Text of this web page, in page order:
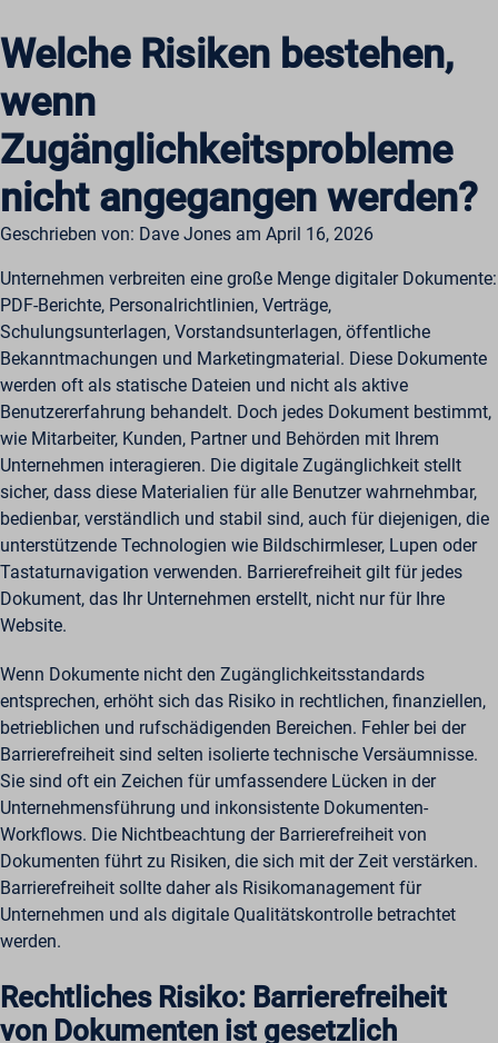
Welche Risiken bestehen,
wenn
Zugänglichkeitsprobleme
nicht angegangen werden?
Geschrieben von: Dave Jones am April 16, 2026
Unternehmen verbreiten eine große Menge digitaler Dokumente:
PDF-Berichte, Personalrichtlinien, Verträge,
Schulungsunterlagen, Vorstandsunterlagen, öffentliche
Bekanntmachungen und Marketingmaterial. Diese Dokumente
werden oft als statische Dateien und nicht als aktive
Benutzererfahrung behandelt. Doch jedes Dokument bestimmt,
wie Mitarbeiter, Kunden, Partner und Behörden mit Ihrem
Unternehmen interagieren. Die digitale Zugänglichkeit stellt
sicher, dass diese Materialien für alle Benutzer wahrnehmbar,
bedienbar, verständlich und stabil sind, auch für diejenigen, die
unterstützende Technologien wie Bildschirmleser, Lupen oder
Tastaturnavigation verwenden. Barrierefreiheit gilt für jedes
Dokument, das Ihr Unternehmen erstellt, nicht nur für Ihre
Website.
Wenn Dokumente nicht den Zugänglichkeitsstandards
entsprechen, erhöht sich das Risiko in rechtlichen, finanziellen,
betrieblichen und rufschädigenden Bereichen. Fehler bei der
Barrierefreiheit sind selten isolierte technische Versäumnisse.
Sie sind oft ein Zeichen für umfassendere Lücken in der
Unternehmensführung und inkonsistente Dokumenten-
Workflows. Die Nichtbeachtung der Barrierefreiheit von
Dokumenten führt zu Risiken, die sich mit der Zeit verstärken.
Barrierefreiheit sollte daher als Risikomanagement für
Unternehmen und als digitale Qualitätskontrolle betrachtet
werden.
Rechtliches Risiko: Barrierefreiheit
von Dokumenten ist gesetzlich